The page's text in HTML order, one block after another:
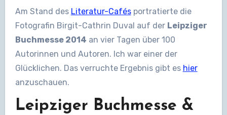
Am Stand des Literatur-Cafésportratierte die
Fotografin Birgit-Cathrin Duval auf der Leipziger
Buchmesse 2014 an vier Tagen über 100
Autorinnen und Autoren. Ich war einer der
Glücklichen. Das verruchte Ergebnis gibt es hier
anzuschauen.
Leipziger Buchmesse &